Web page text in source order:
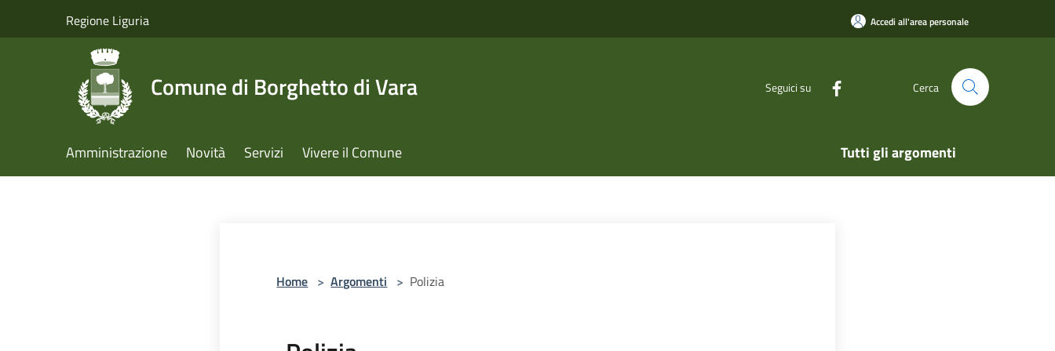
Regione Liguria Accedi all'area personale
Comune di Borghetto di Vara Seguici su Cerca
Amministrazione Novità Servizi Vivere il Comune Tutti gli argomenti
Home > Argomenti > Polizia